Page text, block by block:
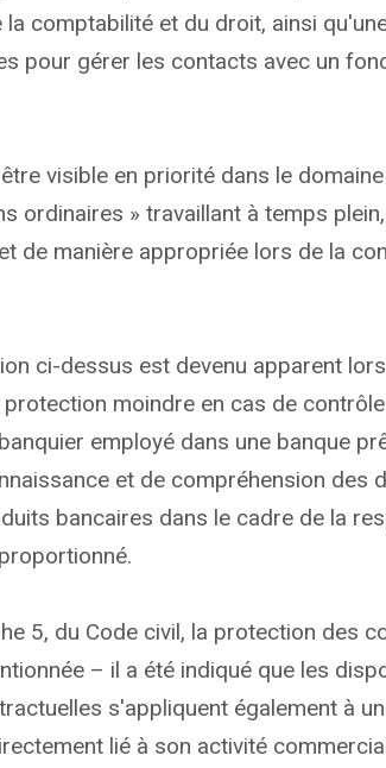
comptabilité et du droit, ainsi
pour gérer les contacts avec un
visible en priorité dans le
ordinaires » travaillant à temps
de manière appropriée lors de la
ci-dessus est devenu apparent
moindre en cas de
employé dans une banque
et de compréhension des
bancaires dans le cadre de la
5, du Code civil, la protection des
– il a été indiqué que les
s'appliquent également à
lié à son activité